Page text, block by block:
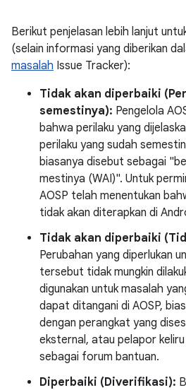
Berikut penjelasan lebih lanjut
(selain informasi yang diberikan
masalah Issue Tracker):
Tidak akan diperbaiki
semestinya): Pengelola
bahwa perilaku yang
perilaku yang sudah
biasanya disebut sebagai
mestinya (WAI)". Untuk
AOSP telah menentukan
tidak akan diterapkan di
Tidak akan diperbaiki
Perubahan yang diperlukan
tersebut tidak mungkin
digunakan untuk masalah
dapat ditangani di AOSP,
dengan perangkat yang
eksternal, atau pelapor
sebagai forum bantuan.
Diperbaiki (Diverifikasi):